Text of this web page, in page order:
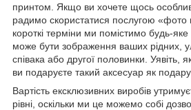
принтом. Якщо ви хочете щось
радимо скористатися послугою «фото
короткі терміни ми помістимо будь-
може бути зображення ваших рідних,
співака або другої половинки. Уявіть,
ви подаруєте такий аксесуар як
Вартість ексклюзивних виробів
рівні, оскільки ми це можемо собі